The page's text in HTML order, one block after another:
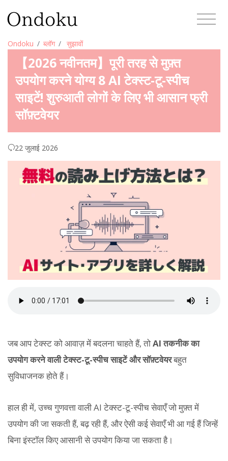
Ondoku ब्लॉग सुझावों
【2026 नवीनतम】पूरी तरह से मुफ़्त
उपयोग करने योग्य 8 AI टेक्स्ट-टू-स्पीच
साइटें! शुरुआती लोगों के लिए भी आसान फ्री
सॉफ़्टवेयर
22 जुलाई 2026
जब आप टेक्स्ट को आवाज़ में बदलना चाहते हैं, तोAI तकनीक का
उपयोग करने वाली टेक्स्ट-टू-स्पीच साइटें और सॉफ़्टवेयरबहुत
सुविधाजनक होते हैं।
हाल ही में, उच्च गुणवत्ता वाली AI टेक्स्ट-टू-स्पीच सेवाएँ जो मुफ़्त में
उपयोग की जा सकती हैं, बढ़ रही हैं, और ऐसी कई सेवाएँ भी आ गई हैं जिन्हें
बिना इंस्टॉल किए आसानी से उपयोग किया जा सकता है।